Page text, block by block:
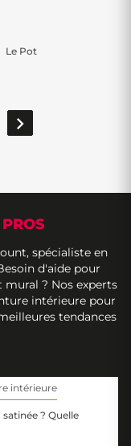
Le Pot

spécialiste en
d'aide pour
? Nos experts
intérieure pour
tendances
intérieure
? Quelle